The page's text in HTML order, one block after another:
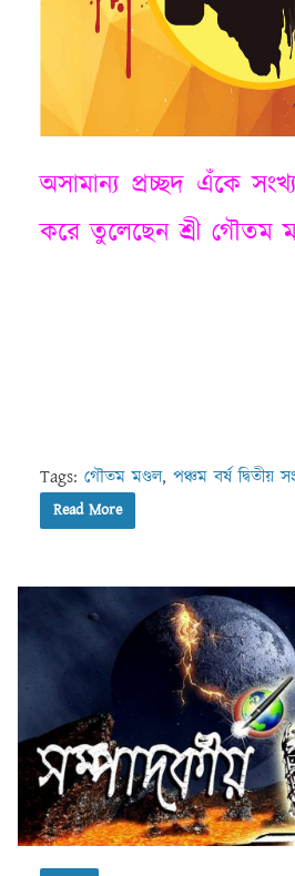
অসামান্য প্রচ্ছদ এঁকে
করে তুলেছেন শ্রী গৌতম
Tags: গৌতম মণ্ডল, পঞ্চম বর্ষ দ্বিতীয়
Read More